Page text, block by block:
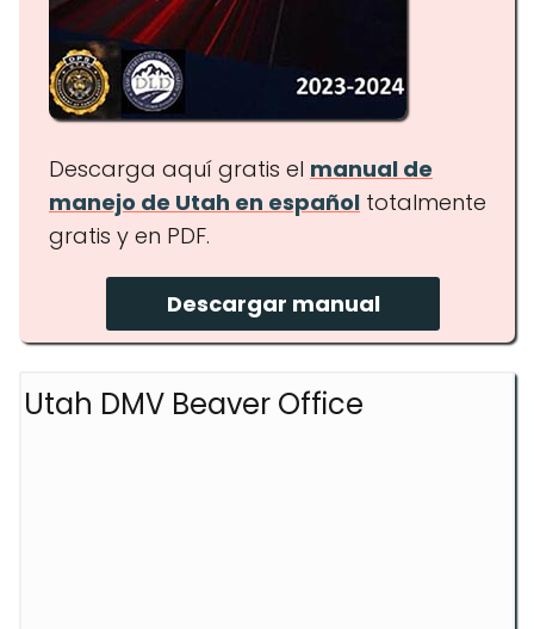
Descarga aquí gratis el manual de
manejo de Utah en español totalmente
gratis y en PDF.
Descargar manual
Utah DMV Beaver Office